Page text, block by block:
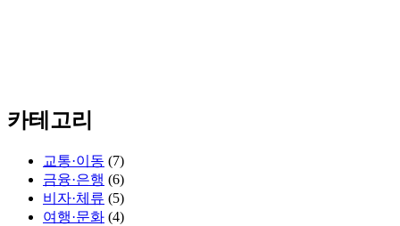
카테고리
교통·이동 (7)
금융·은행 (6)
비자·체류 (5)
여행·문화 (4)